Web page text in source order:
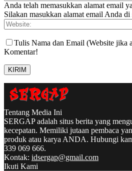
Anda telah memasukkan alamat email
Silakan masukkan alamat email Anda di
Tulis Nama dan Email (Website jika
Komentar!
Tentang Media Ini
SERGAP adalah situs berita yang
kecepatan. Memiliki jutaan pembaca
produk atau karya ANDA. Hubungi
339 069 666.
Kontak: idsergap@gmail.com
Ikuti Kami